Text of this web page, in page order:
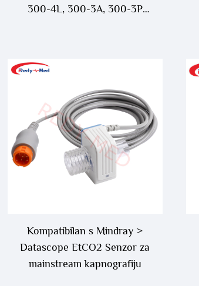
300-4L, 300-3A, 300-3P
Kompatibilan s Mindray >
Datascope EtCO2 Senzor za
mainstream kapnografiju